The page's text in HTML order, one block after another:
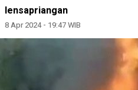
lensapriangan
8 Apr 2024 - 19:47 WIB